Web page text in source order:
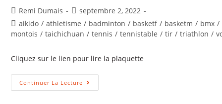
Auteur/autrice
de
la
Remi Dumais
Publication
publiée :
septembre 2, 2022
Post
category:
aikido / athletisme / badminton / basketf / basketm / bmx /
montois / taichichuan / tennis / tennistable / tir / triathlon /
Cliquez sur le lien pour lire la plaquette
Continuer La Lecture La
Nouvelle